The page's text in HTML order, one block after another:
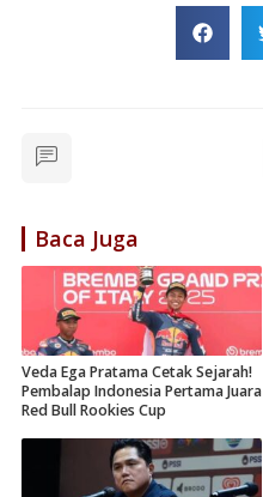
Baca Juga
Veda Ega Pratama Cetak Sejarah!
Pembalap Indonesia Pertama Juara
Red Bull Rookies Cup